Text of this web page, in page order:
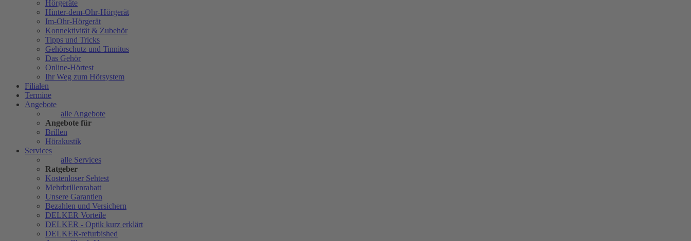
Hörgeräte
Hinter-dem-Ohr-Hörgerät
Im-Ohr-Hörgerät
Konnektivität & Zubehör
Tipps und Tricks
Gehörschutz und Tinnitus
Das Gehör
Online-Hörtest
Ihr Weg zum Hörsystem
Filialen
Termine
Angebote
alle Angebote
Angebote für
Brillen
Hörakustik
Services
alle Services
Ratgeber
Kostenloser Sehtest
Mehrbrillenrabatt
Unsere Garantien
Bezahlen und Versichern
DELKER Vorteile
DELKER - Optik kurz erklärt
DELKER-refurbished